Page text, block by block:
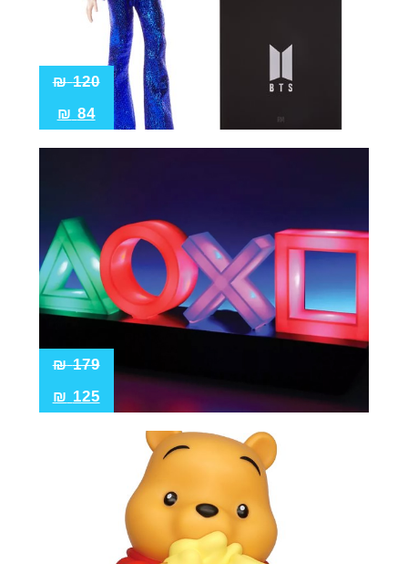
120
₪
84
₪
179
₪
125
₪